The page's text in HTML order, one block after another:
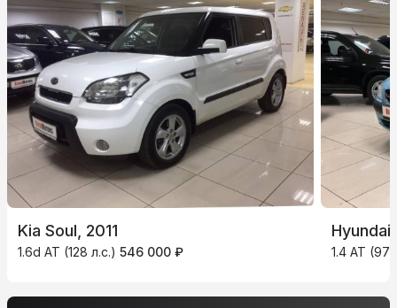
Kia Soul, 2011
1.6d AT (128 л.с.) 546 000 ₽
Hyundai
1.4 AT (97